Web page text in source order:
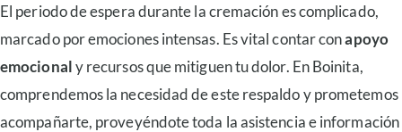
El periodo de espera durante la cremación es complicado,
marcado por emociones intensas. Es vital contar conapoyo
emocionaly recursos que mitiguen tu dolor. En Boinita,
comprendemos la necesidad de este respaldo y prometemos
acompañarte, proveyéndote toda la asistencia e información